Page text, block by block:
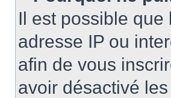
Il est possible
adresse IP ou
afin de vous
avoir désactivé